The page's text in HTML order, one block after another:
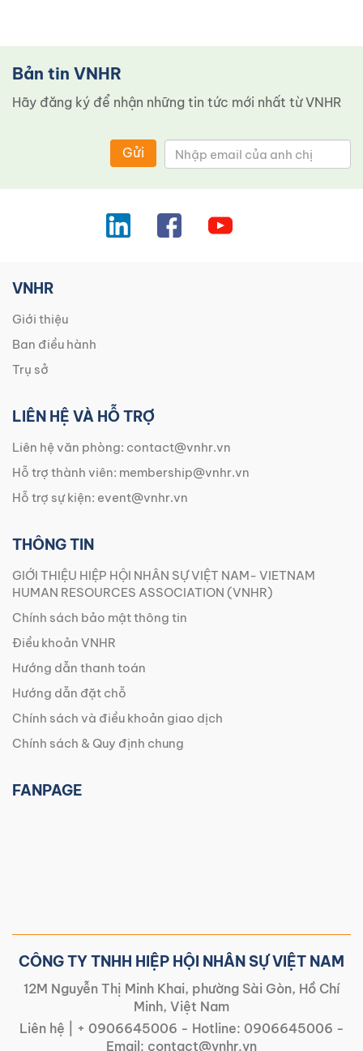
Bản tin VNHR
Hãy đăng ký để nhận những tin tức mới nhất từ ​​VNHR
Gửi
VNHR
Giới thiệu
Ban điều hành
Trụ sở
LIÊN HỆ VÀ HỖ TRỢ
Liên hệ văn phòng: contact@vnhr.vn
Hỗ trợ thành viên: membership@vnhr.vn
Hỗ trợ sự kiện: event@vnhr.vn
THÔNG TIN
GIỚI THIỆU HIỆP HỘI NHÂN SỰ VIỆT NAM- VIETNAM
HUMAN RESOURCES ASSOCIATION (VNHR)
Chính sách bảo mật thông tin
Điều khoản VNHR
Hướng dẫn thanh toán
Hướng dẫn đặt chỗ
Chính sách và điều khoản giao dịch
Chính sách & Quy định chung
FANPAGE
CÔNG TY TNHH HIỆP HỘI NHÂN SỰ VIỆT NAM
12M Nguyễn Thị Minh Khai, phường Sài Gòn, Hồ Chí
Minh, Việt Nam
Liên hệ |
+ 0906645006 - Hotline: 0906645006 -
Email: contact@vnhr.vn